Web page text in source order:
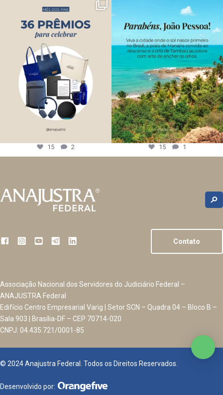
15 2 15 1
Contato
Associação Nacional dos Servidores do Judiciário Federal –
ANAJUSTRA Federal
Edifício Centro Empresarial Varig | Setor SCN – Quadra 04 – Bloco B –
Sala 903 | Brasília-DF – CEP 70714-020
CNPJ: 04.435.721/0001-85
© 2024 Anajustra Federal. Todos os Direitos Reservados.
Desenvolvido por: